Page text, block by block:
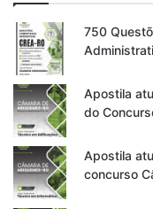
750
Apostila
do
Apostila
concurso